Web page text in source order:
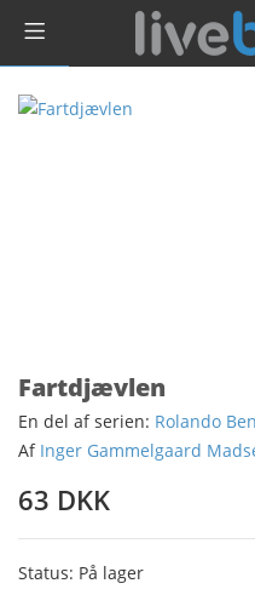
Fartdjævlen
En del af serien: Rolando
Af Inger Gammelgaard
63 DKK
Status: På lager